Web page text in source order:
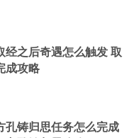
经之后奇遇怎么触发 取
成攻略
孔铸归思任务怎么完成